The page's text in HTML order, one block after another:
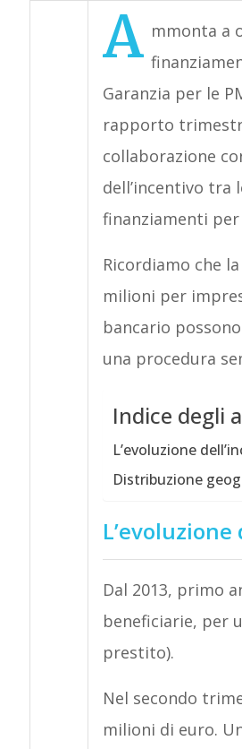
A mmonta a
Garanzia per le
rapporto
collaborazione
dell’incentivo tra
finanziamenti
Ricordiamo che
milioni per
bancario
una procedura
Indice degli
L’evoluzione
Distribuzione
Dal 2013, primo
beneficiarie, per
prestito).
Nel secondo
milioni di euro.